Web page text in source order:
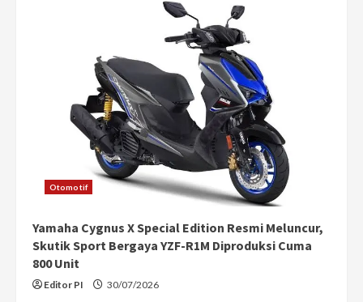
g
Otomotif
Yamaha Cygnus X Special Edition Resmi Meluncur,
Skutik Sport Bergaya YZF-R1M Diproduksi Cuma
800 Unit
Editor PI 30/07/2026